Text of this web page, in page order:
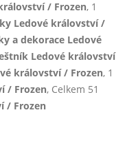
/ Frozen, 1
Ledové království /
a dekorace Ledové
Ledové království
království / Frozen, 1
/ Frozen, Celkem 51
/ Frozen